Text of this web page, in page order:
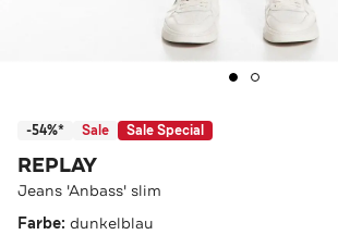
-54%* Sale Sale Special
REPLAY
Jeans 'Anbass' slim
Farbe: dunkelblau